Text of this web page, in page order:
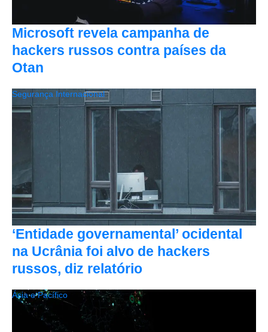
Microsoft revela campanha de
hackers russos contra países da
Otan
‘Entidade governamental’ ocidental
na Ucrânia foi alvo de hackers
russos, diz relatório
Segurança Internacional
Ásia e Pacífico